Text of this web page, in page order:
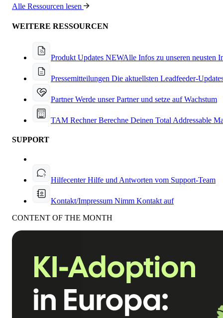
Alle Ressourcen lesen
WEITERE RESSOURCEN
Produkt Updates NEWAlle Infos zu unseren neusten
Pressemitteilungen Die aktuellsten Leadfeeder-
PartnerWerde unser Partner und setze auf Wachstum
TAM RechnerBerechne Deinen Total Addressable
SUPPORT
HilfecenterHilfe und Antworten vom Support-Team
Kontakt/Impressum Nimm Kontakt auf
CONTENT OF THE MONTH